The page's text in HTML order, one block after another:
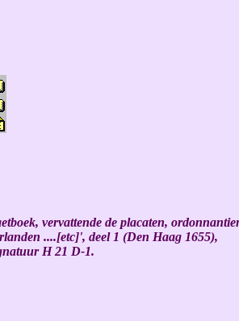
vervattende de placaten,
....[etc]', deel 1 (Den Haag 1655),
H 21 D-1.